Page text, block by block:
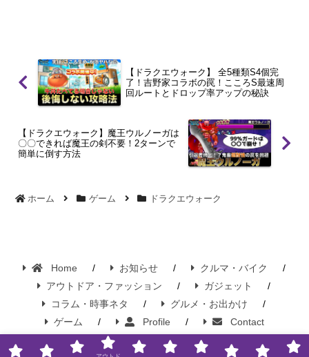
【ドラクエウォーク】 全5種類S4個完
了！吉野家コラボの罠！こころS最速周
回ルートとドロップ率アップの秘訣
【ドラクエウォーク】魔王ウルノーガは
〇〇できれば魔王の剣不要！2ターンで
簡単に倒す方法
ホーム ゲーム ドラクエウォーク
Home お知らせ
クルマ・バイク
アウトドア・ファッション
ガジェット
コラム・時事ネタ
グルメ・お出かけ
ゲーム
Profile Contact
Copyright © 2015-2026 Wonderful Killing Time / ワンキル ｜ WKT Official All